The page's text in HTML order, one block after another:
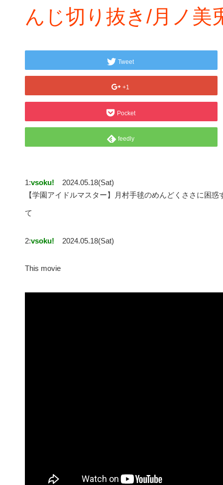
んじ切り抜き/月ノ美
Tweet
+1
Pocket
feedly
1:vsoku!
2024.05.18(Sat)
【学園アイドルマスター】月村手毬のめんどくささに困
て
2:vsoku! 2024.05.18(Sat)
This movie